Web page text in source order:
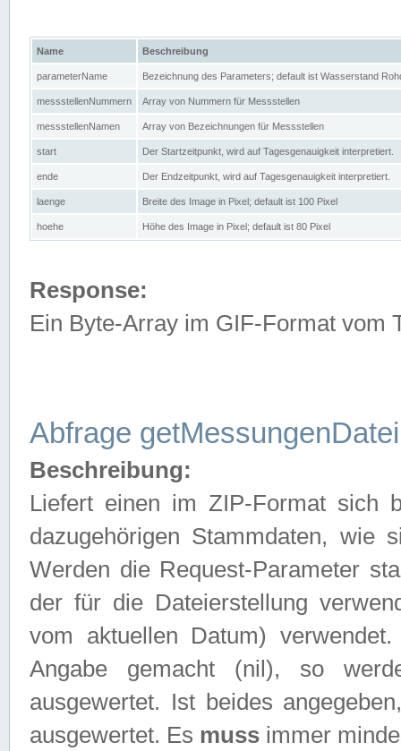
Name Beschreibung
parameterName Bezeichnung des Parameters; default ist Wasserstand
messstellenNummern Array von Nummern für Messstellen
messstellenNamen Array von Bezeichnungen für Messstellen
start Der Startzeitpunkt, wird auf Tagesgenauigkeit interpretiert.
ende Der Endzeitpunkt, wird auf Tagesgenauigkeit interpretiert.
laenge Breite des Image in Pixel; default ist 100 Pixel
hoehe Höhe des Image in Pixel; default ist 80 Pixel
Response:
Ein Byte-Array im GIF-Format vom
Abfrage getMessungenDatei
Beschreibung:
Liefert einen im ZIP-Format sich
dazugehörigen Stammdaten, wie
Werden die Request-Parameter
der für die Dateierstellung
vom aktuellen Datum)
Angabe gemacht (nil), so
ausgewertet. Ist beides
ausgewertet. Es muss immer